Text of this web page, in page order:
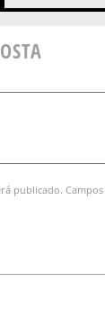
publicado.